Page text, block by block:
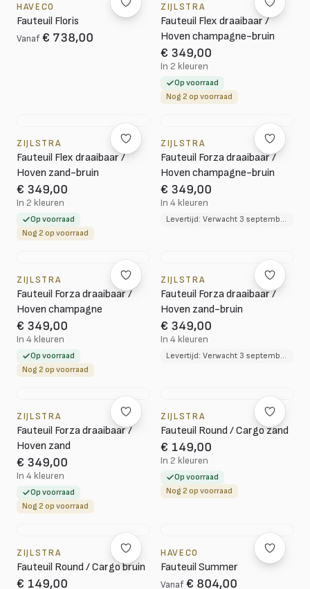
HAVECO
Fauteuil Floris
Vanaf € 738,00
ZIJLSTRA
Fauteuil Flex draaibaar /
Hoven champagne-bruin
€ 349,00
In 2 kleuren
Op voorraad
Nog 2 op voorraad
ZIJLSTRA
Fauteuil Flex draaibaar /
Hoven zand-bruin
€ 349,00
In 2 kleuren
Op voorraad
Nog 2 op voorraad
ZIJLSTRA
Fauteuil Forza draaibaar /
Hoven champagne-bruin
€ 349,00
In 4 kleuren
Levertijd: Verwacht 3 september 2026
ZIJLSTRA
Fauteuil Forza draaibaar /
Hoven champagne
€ 349,00
In 4 kleuren
Op voorraad
Nog 2 op voorraad
ZIJLSTRA
Fauteuil Forza draaibaar /
Hoven zand-bruin
€ 349,00
In 4 kleuren
Levertijd: Verwacht 3 september 2026
ZIJLSTRA
Fauteuil Forza draaibaar /
Hoven zand
€ 349,00
In 4 kleuren
Op voorraad
Nog 2 op voorraad
ZIJLSTRA
Fauteuil Round / Cargo zand
€ 149,00
In 2 kleuren
Op voorraad
Nog 2 op voorraad
ZIJLSTRA
Fauteuil Round / Cargo bruin
€ 149,00
HAVECO
Fauteuil Summer
Vanaf € 804,00